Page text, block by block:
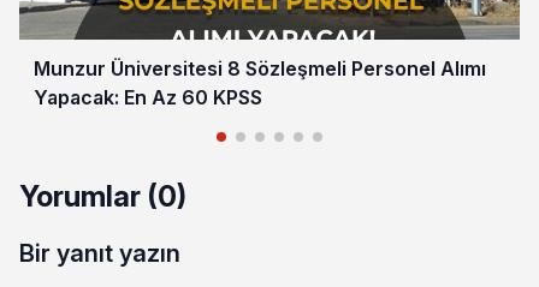
Munzur Üniversitesi 8 Sözleşmeli Personel Alımı
Yapacak: En Az 60 KPSS
Yorumlar (0)
Bir yanıt yazın